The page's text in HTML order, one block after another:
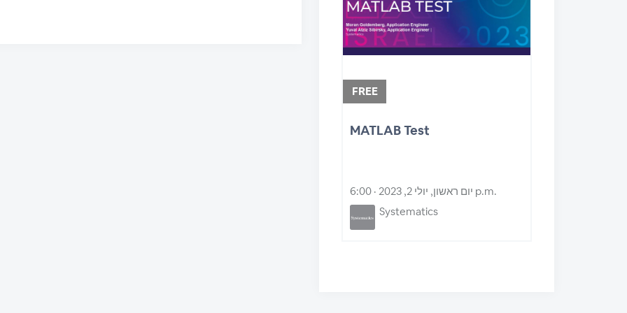
FREE
MATLAB Test
יום ראשון, יולי 2, 2023 · 6:00 p.m.
Systematics